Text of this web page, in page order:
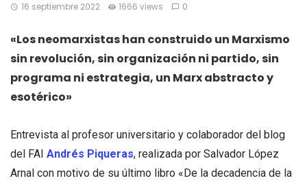
16 septiembre 2022 1666 views 0
«Los neomarxistas han construido un Marxismo
sin revolución, sin organización ni partido, sin
programa ni estrategia, un Marx abstracto y
esotérico»
Entrevista al profesor universitario y colaborador del blog
del FAI Andrés Piqueras, realizada por Salvador López
Arnal con motivo de su último libro «De la decadencia de la